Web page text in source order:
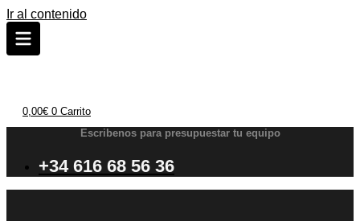
Ir al contenido
0,00€ 0 Carrito
Escribenos para presupuestar tu equipo
+34 616 68 56 36